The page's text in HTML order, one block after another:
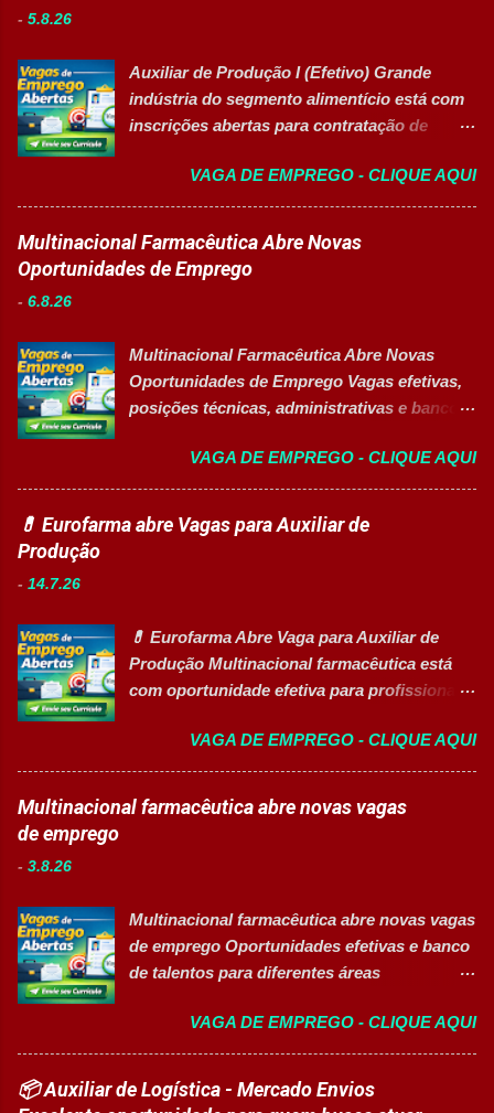
Estrutura e Horários das Turmas
Gastronomia (Tarde): Aulas de 13h...
estratégica em projetos de melhoria
contínua da planta industrial. Principais
Responsabilidades Assegurar a manutenção
utilidades, elétrica e setores auxiliares.
Identificar oportunidades de melhoria
contínua nos processos e no consumo de
recursos energéticos. Garantir a
Liderar a gestão da ...
- 5.8.26
Auxiliar de Produção I (Efetivo) Grande
indústria do segmento alimentício está com
inscrições abertas para contratação de
AGORA Resumo da vaga Cargo: Auxiliar de
Produção I Empresa: Grupo 3Corações Tipo
de contratação: Efetivo (CLT) Modelo de
trabalho: Presencial Inscrições até: 10 de
agosto de 2026 Acessibilidade: Vaga
abastecer materiais para as linhas de
produção. Separar produtos e insumos
utilizados na fabricação. Realizar paletização
o ambiente de trabalho limpo. Auxiliar
operadores nas atividades produtivas.
Comunicar anormalidades nos
produtiva. Requisitos Ensino Médio
completo. Disponibilidade para trab...
VAGA DE EMPREGO - CLIQUE AQUI
Multinacional Farmacêutica Abre Novas
Oportunidades de Emprego
- 6.8.26
Multinacional Farmacêutica Abre Novas
Oportunidades de Emprego Vagas efetivas,
posições técnicas, administrativas e banco
CANDIDATAR-SE AGORA Sobre as
Oportunidades Uma das maiores empresas
do setor farmacêutico e de saúde está com
processo seletivo aberto para contratação
operacional. Estão disponíveis cargos de
nível operacional, técnico, administrativo e
de gestão, além de opções de cadastro em
oportunidades de carreira. Vagas
Disponíveis Analista de Projetos Pleno
Auxiliar de Almoxarifado OEA Auxiliar de
Produção (Alimentos) Banco de Talentos -
Oportunidades Gerais Áreas de Atuação
Produção In...
VAGA DE EMPREGO - CLIQUE AQUI
💊 Eurofarma abre Vagas para Auxiliar de
Produção
- 14.7.26
💊 Eurofarma Abre Vaga para Auxiliar de
Produção Multinacional farmacêutica está
com oportunidade efetiva para profissionais
Deficiência (PcD). 🏢 Sobre a Eurofarma
Com mais de 50 anos de história , a
Eurofarma é uma multinacional brasileira
presente em 22 países , reconhecida pela
melhores empresas para trabalhar,
oferecendo oportunidades de crescimento,
desenvolvimento profissional e um ambiente
CANDIDATAR-SE AGORA 📋 Principais
Atividades ✅ Auxiliar nas atividades de
embalagem, envase, manipulação e
VAGA DE EMPREGO - CLIQUE AQUI
Multinacional farmacêutica abre novas vagas
de emprego
- 3.8.26
Multinacional farmacêutica abre novas vagas
de emprego Oportunidades efetivas e banco
de talentos para diferentes áreas
Sobre as oportunidades Uma das maiores
multinacionais farmacêuticas do Brasil está
com novas oportunidades abertas para
profissionais que desejam atuar em um
VAGA DE EMPREGO - CLIQUE AQUI
📦 Auxiliar de Logística - Mercado Envios